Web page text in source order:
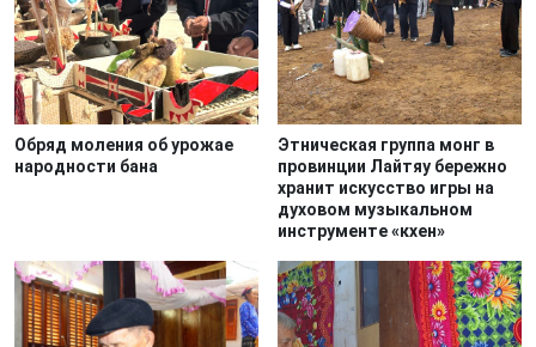
Обряд моления об урожае
народности бана
Этническая группа монг в
провинции Лайтяу бережно
хранит искусство игры на
духовом музыкальном
инструменте «кхен»